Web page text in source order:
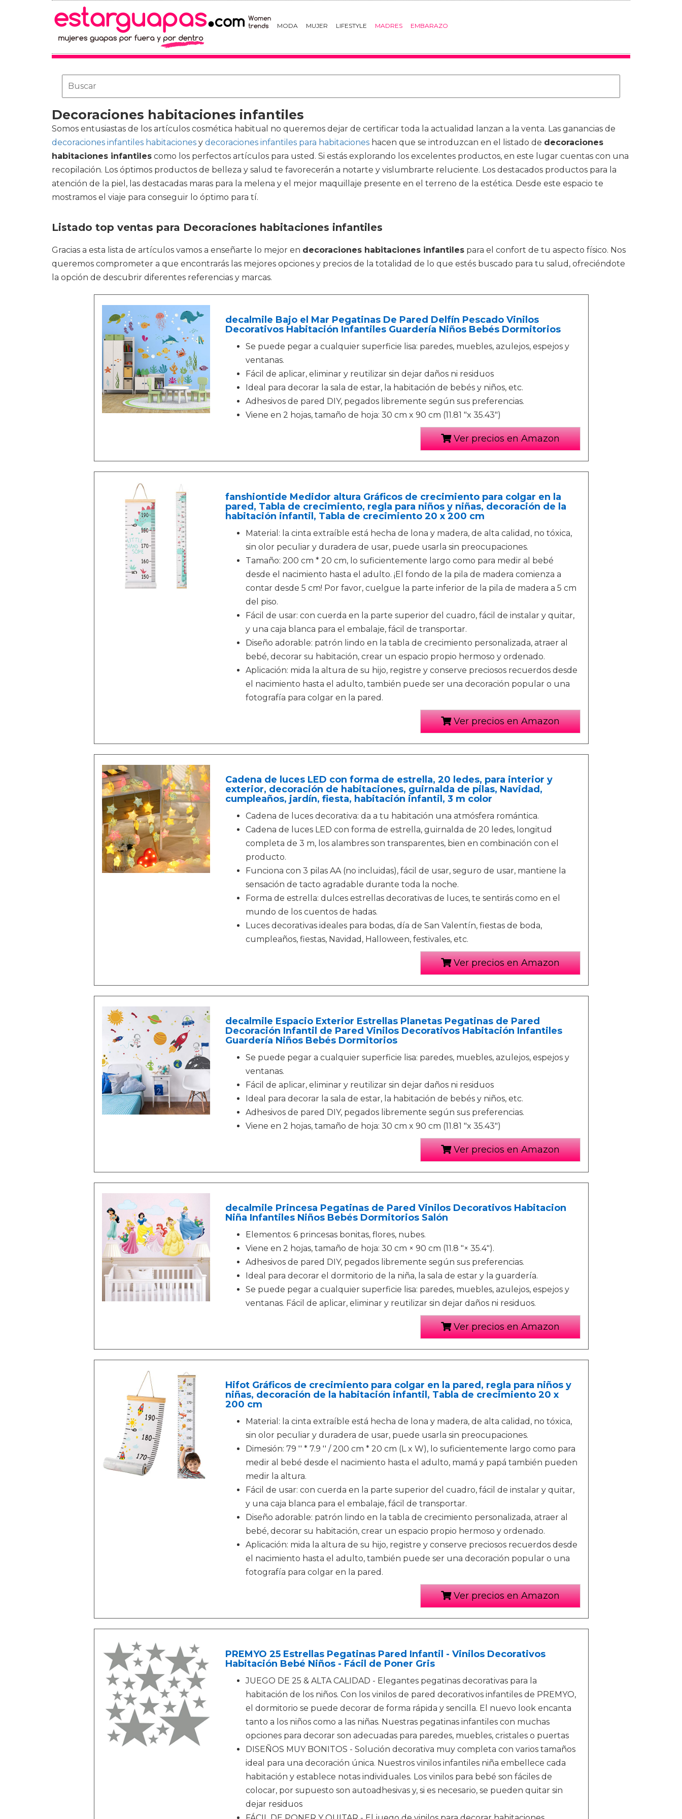
MODA MUJER LIFESTYLE MADRES EMBARAZO
Decoraciones habitaciones infantiles
Somos entusiastas de los artículos cosmética habitual no queremos dejar de certificar toda la actualidad lanzan a la venta. Las ganancias de
decoraciones infantiles habitaciones y decoraciones infantiles para habitaciones hacen que se introduzcan en el listado de decoraciones
habitaciones infantiles como los perfectos artículos para usted. Si estás explorando los excelentes productos, en este lugar cuentas con una
recopilación. Los óptimos productos de belleza y salud te favorecerán a notarte y vislumbrarte reluciente. Los destacados productos para la
atención de la piel, las destacadas maras para la melena y el mejor maquillaje presente en el terreno de la estética. Desde este espacio te
mostramos el viaje para conseguir lo óptimo para tí.
Listado top ventas para Decoraciones habitaciones infantiles
Gracias a esta lista de artículos vamos a enseñarte lo mejor en decoraciones habitaciones infantiles para el confort de tu aspecto físico. Nos
queremos comprometer a que encontrarás las mejores opciones y precios de la totalidad de lo que estés buscado para tu salud, ofreciéndote
la opción de descubrir diferentes referencias y marcas.
decalmile Bajo el Mar Pegatinas De Pared Delfín Pescado Vinilos
Decorativos Habitación Infantiles Guardería Niños Bebés Dormitorios
Se puede pegar a cualquier superficie lisa: paredes, muebles, azulejos, espejos y
ventanas.
Fácil de aplicar, eliminar y reutilizar sin dejar daños ni residuos
Ideal para decorar la sala de estar, la habitación de bebés y niños, etc.
Adhesivos de pared DIY, pegados libremente según sus preferencias.
Viene en 2 hojas, tamaño de hoja: 30 cm x 90 cm (11.81 "x 35.43")
Ver precios en Amazon
fanshiontide Medidor altura Gráficos de crecimiento para colgar en la
pared, Tabla de crecimiento, regla para niños y niñas, decoración de la
habitación infantil, Tabla de crecimiento 20 x 200 cm
Material: la cinta extraíble está hecha de lona y madera, de alta calidad, no tóxica,
sin olor peculiar y duradera de usar, puede usarla sin preocupaciones.
Tamaño: 200 cm * 20 cm, lo suficientemente largo como para medir al bebé
desde el nacimiento hasta el adulto. ¡El fondo de la pila de madera comienza a
contar desde 5 cm! Por favor, cuelgue la parte inferior de la pila de madera a 5 cm
del piso.
Fácil de usar: con cuerda en la parte superior del cuadro, fácil de instalar y quitar,
y una caja blanca para el embalaje, fácil de transportar.
Diseño adorable: patrón lindo en la tabla de crecimiento personalizada, atraer al
bebé, decorar su habitación, crear un espacio propio hermoso y ordenado.
Aplicación: mida la altura de su hijo, registre y conserve preciosos recuerdos desde
el nacimiento hasta el adulto, también puede ser una decoración popular o una
fotografía para colgar en la pared.
Ver precios en Amazon
Cadena de luces LED con forma de estrella, 20 ledes, para interior y
exterior, decoración de habitaciones, guirnalda de pilas, Navidad,
cumpleaños, jardín, fiesta, habitación infantil, 3 m color
Cadena de luces decorativa: da a tu habitación una atmósfera romántica.
Cadena de luces LED con forma de estrella, guirnalda de 20 ledes, longitud
completa de 3 m, los alambres son transparentes, bien en combinación con el
producto.
Funciona con 3 pilas AA (no incluidas), fácil de usar, seguro de usar, mantiene la
sensación de tacto agradable durante toda la noche.
Forma de estrella: dulces estrellas decorativas de luces, te sentirás como en el
mundo de los cuentos de hadas.
Luces decorativas ideales para bodas, día de San Valentín, fiestas de boda,
cumpleaños, fiestas, Navidad, Halloween, festivales, etc.
Ver precios en Amazon
decalmile Espacio Exterior Estrellas Planetas Pegatinas de Pared
Decoración Infantil de Pared Vinilos Decorativos Habitación Infantiles
Guardería Niños Bebés Dormitorios
Se puede pegar a cualquier superficie lisa: paredes, muebles, azulejos, espejos y
ventanas.
Fácil de aplicar, eliminar y reutilizar sin dejar daños ni residuos
Ideal para decorar la sala de estar, la habitación de bebés y niños, etc.
Adhesivos de pared DIY, pegados libremente según sus preferencias.
Viene en 2 hojas, tamaño de hoja: 30 cm x 90 cm (11.81 "x 35.43")
Ver precios en Amazon
decalmile Princesa Pegatinas de Pared Vinilos Decorativos Habitacion
Niña Infantiles Niños Bebés Dormitorios Salón
Elementos: 6 princesas bonitas, flores, nubes.
Viene en 2 hojas, tamaño de hoja: 30 cm × 90 cm (11.8 "× 35.4").
Adhesivos de pared DIY, pegados libremente según sus preferencias.
Ideal para decorar el dormitorio de la niña, la sala de estar y la guardería.
Se puede pegar a cualquier superficie lisa: paredes, muebles, azulejos, espejos y
ventanas. Fácil de aplicar, eliminar y reutilizar sin dejar daños ni residuos.
Ver precios en Amazon
Hifot Gráficos de crecimiento para colgar en la pared, regla para niños y
niñas, decoración de la habitación infantil, Tabla de crecimiento 20 x
200 cm
Material: la cinta extraíble está hecha de lona y madera, de alta calidad, no tóxica,
sin olor peculiar y duradera de usar, puede usarla sin preocupaciones.
Dimesión: 79 '' * 7.9 '' / 200 cm * 20 cm (L x W), lo suficientemente largo como para
medir al bebé desde el nacimiento hasta el adulto, mamá y papá también pueden
medir la altura.
Fácil de usar: con cuerda en la parte superior del cuadro, fácil de instalar y quitar,
y una caja blanca para el embalaje, fácil de transportar.
Diseño adorable: patrón lindo en la tabla de crecimiento personalizada, atraer al
bebé, decorar su habitación, crear un espacio propio hermoso y ordenado.
Aplicación: mida la altura de su hijo, registre y conserve preciosos recuerdos desde
el nacimiento hasta el adulto, también puede ser una decoración popular o una
fotografía para colgar en la pared.
Ver precios en Amazon
PREMYO 25 Estrellas Pegatinas Pared Infantil - Vinilos Decorativos
Habitación Bebé Niños - Fácil de Poner Gris
JUEGO DE 25 & ALTA CALIDAD - Elegantes pegatinas decorativas para la
habitación de los niños. Con los vinilos de pared decorativos infantiles de PREMYO,
el dormitorio se puede decorar de forma rápida y sencilla. El nuevo look encanta
tanto a los niños como a las niñas. Nuestras pegatinas infantiles con muchas
opciones para decorar son adecuadas para paredes, muebles, cristales o puertas
DISEÑOS MUY BONITOS - Solución decorativa muy completa con varios tamaños
ideal para una decoración única. Nuestros vinilos infantiles niña embellece cada
habitación y establece notas individuales. Los vinilos para bebé son fáciles de
colocar, por supuesto son autoadhesivas y, si es necesario, se pueden quitar sin
dejar residuos